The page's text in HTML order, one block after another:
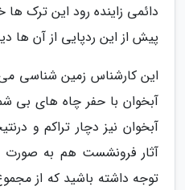
دائمی زاینده رود این ترک ها
پیش از این ردپایی از آن ها
این کارشناس زمین شناسی
آبخوان با حفر چاه های بی
آبخوان نیز دچار تراکم و
آثار فرونشست هم به